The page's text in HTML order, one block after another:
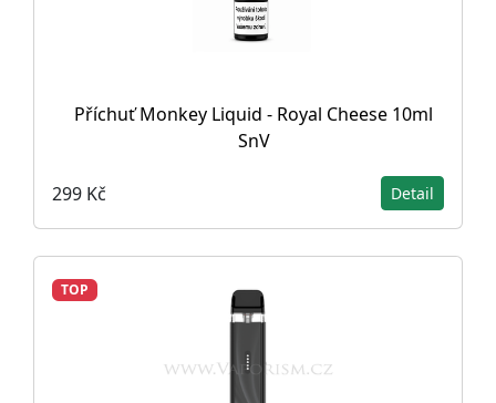
Příchuť Monkey Liquid - Royal Cheese 10ml
SnV
299 Kč Detail
TOP